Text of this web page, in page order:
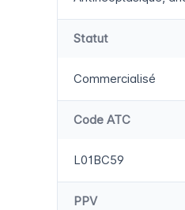
Statut
Commercialisé
Code ATC
L01BC59
PPV